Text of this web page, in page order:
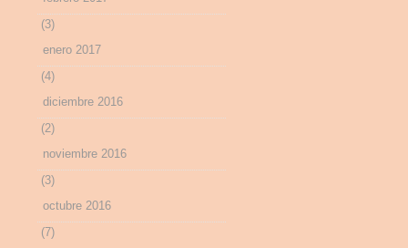
(3)
enero 2017
(4)
diciembre 2016
(2)
noviembre 2016
(3)
octubre 2016
(7)